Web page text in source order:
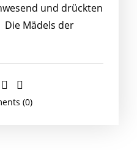
und drückten
Mädels der
(0)